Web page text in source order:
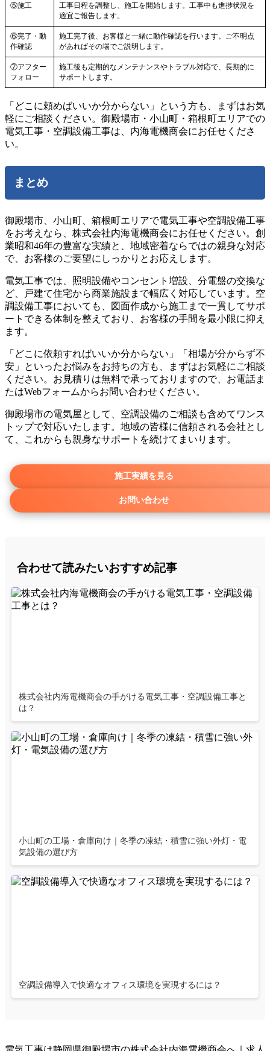
⑤施工
工事日程を調整し、施工を開始します。工事中も進捗状況を
適宜ご報告します。
⑥完了・動
作確認
施工完了後、お客様と一緒に動作確認を行います。ご不明点
があればその場でご説明します。
⑦アフター
フォロー
施工後も定期的なメンテナンスやトラブル対応で、長期的に
サポートします。
「どこに頼めばいいか分からない」という方も、まずはお気
軽にご相談ください。御殿場市・小山町・箱根町エリアでの
電気工事・空調設備工事は、内海電機商会にお任せくださ
い。
まとめ
御殿場市、小山町、箱根町エリアで電気工事や空調設備工事
をお考えなら、株式会社内海電機商会にお任せください。創
業昭和46年の豊富な実績と、地域密着ならではの親身な対応
で、お客様のご要望にしっかりとお応えします。
電気工事では、照明設備やコンセント増設、分電盤の交換な
ど、戸建て住宅から商業施設まで幅広く対応しています。空
調設備工事においても、図面作成から施工まで一貫してサポ
ートできる体制を整えており、お客様の手間を最小限に抑え
ます。
「どこに依頼すればいいか分からない」「相場が分からず不
安」といったお悩みをお持ちの方も、まずはお気軽にご相談
ください。お見積りは無料で承っておりますので、お電話ま
たはWebフォームからお問い合わせください。
御殿場市の電気屋として、空調設備のご相談も含めてワンス
トップで対応いたします。地域の皆様に信頼される会社とし
て、これからも親身なサポートを続けてまいります。
施工実績を見る
お問い合わせ
合わせて読みたいおすすめ記事
株式会社内海電機商会の手がける電気工事・空調設備工事と
は？
小山町の工場・倉庫向け｜冬季の凍結・積雪に強い外灯・電
気設備の選び方
空調設備導入で快適なオフィス環境を実現するには？